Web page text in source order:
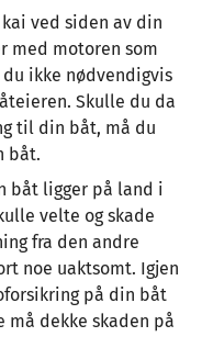
ved siden av din
med motoren som
ikke nødvendigvis
Skulle du da
til din båt, må du
båt.
båt ligger på land i
velte og skade
fra den andre
noe uaktsomt. Igjen
på din båt
dekke skaden på